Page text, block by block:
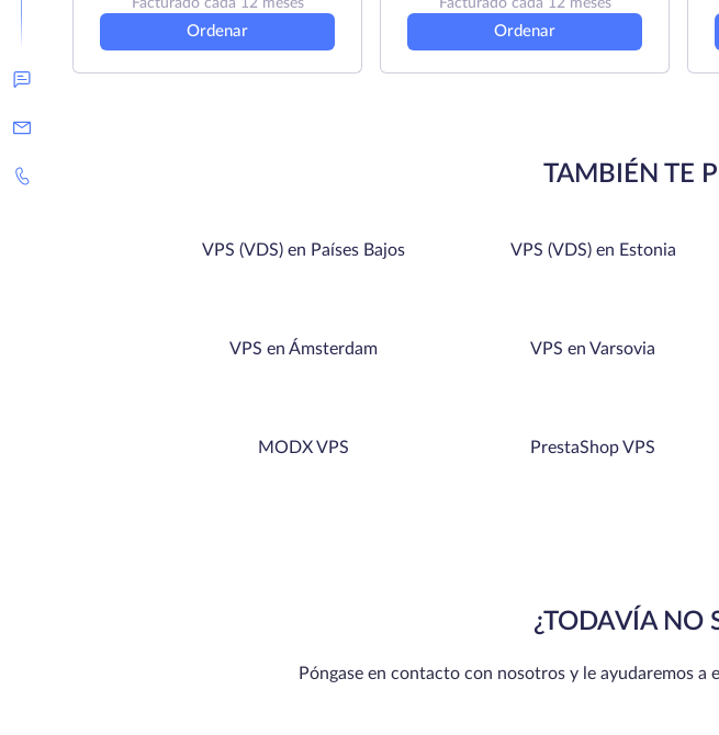
Facturado cada 12 meses
Ordenar
Facturado cada 12 meses
Ordenar
TAMBIÉN TE
VPS (VDS) en Países Bajos VPS (VDS) en Estonia
VPS en Ámsterdam VPS en Varsovia
MODX VPS PrestaShop VPS
¿TODAVÍA NO
Póngase en contacto con nosotros y le ayudaremos